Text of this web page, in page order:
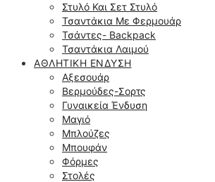
Στυλό Και Σετ Στυλό
Τσαντάκια Με Φερμουάρ
Τσάντες- Backpack
Τσαντάκια Λαιμού
ΑΘΛΗΤΙΚΉ ΈΝΔΥΣΗ
Αξεσουάρ
Βερμούδες-Σορτς
Γυναικεία Ένδυση
Μαγιό
Μπλούζες
Μπουφάν
Φόρμες
Στολές